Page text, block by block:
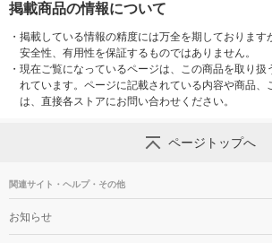
掲載商品の情報について
・ 掲載している情報の精度には万全を期しております
安全性、有用性を保証するものではありません。
・ 現在ご覧になっているページは、この商品を取り扱
れています。ページに記載されている内容や商品、
は、直接各ストアにお問い合わせください。
ページトップへ
関連サイト・ヘルプ・その他
お知らせ